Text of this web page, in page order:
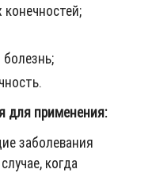
для применения:
заболевания
когда